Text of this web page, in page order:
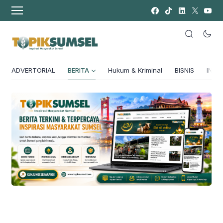
ADVERTORIAL BERITA Hukum & Kriminal BISNIS